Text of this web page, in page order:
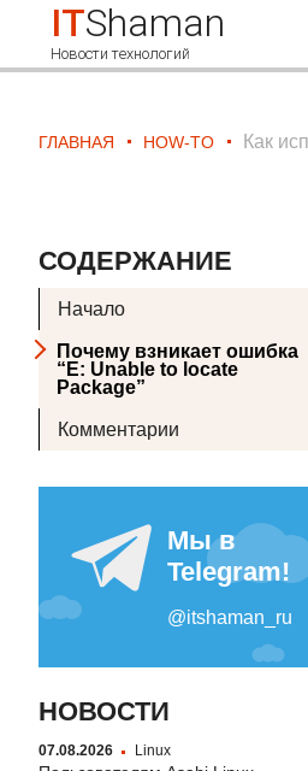
ITShaman
Новости технологий
ГЛАВНАЯ HOW-TO Как
СОДЕРЖАНИЕ
Начало
Почему взникает ошибка
“E: Unable to locate
Package”
Комментарии
НОВОСТИ
07.08.2026 Linux